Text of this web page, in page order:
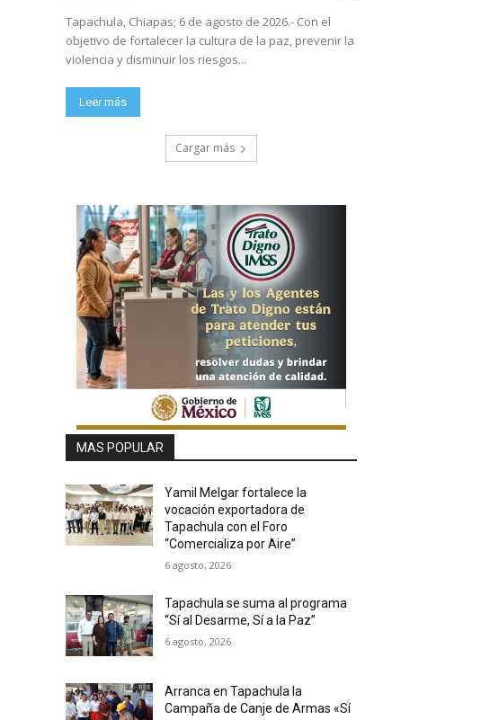
Tapachula, Chiapas; 6 de agosto de 2026.- Con el
objetivo de fortalecer la cultura de la paz, prevenir la
violencia y disminuir los riesgos...
Leer más
Cargar más
MAS POPULAR
Yamil Melgar fortalece la
vocación exportadora de
Tapachula con el Foro
“Comercializa por Aire”
6 agosto, 2026
Tapachula se suma al programa
“Sí al Desarme, Sí a la Paz”
6 agosto, 2026
Arranca en Tapachula la
Campaña de Canje de Armas «Sí